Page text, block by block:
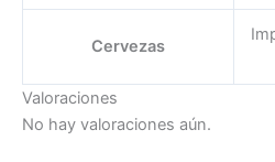
Cervezas
Valoraciones
No hay valoraciones aún.